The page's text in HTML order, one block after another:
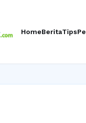
HomeBeritaTips